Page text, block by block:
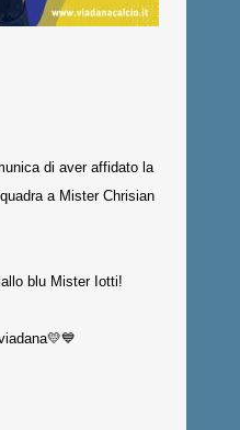
di aver affidato la
a Mister Chrisian
blu Mister Iotti!
💛💙